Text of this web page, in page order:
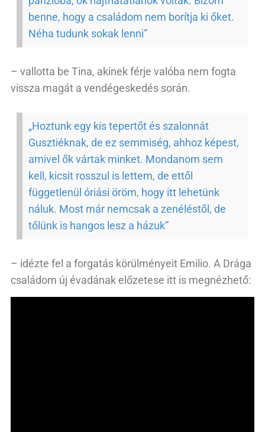
benne, hogy a családom nem borítja ki őket.
Néha tudunk sokak lenni”
– vallotta be Tina, akinek férje valóba nem fogta
vissza magát a vendégeskedés során.
„Hoztunk egy kis tepertőt és szalonnát
Gusztiéknak, de ez semmiség, ahhoz képest,
amivel ők vártak minket. Mondanom sem
kell, kicsit rosszul is lettem, de ettől
függetlenül óriási öröm, hogy itt lehetünk
náluk. Most már nemcsak a zenéléstől, de
tőlünk is hangos lesz a házuk”
– idézte fel a forgatás körülményeit Emilio. A Drága
családom új évadának előzetese itt is megnézhető: